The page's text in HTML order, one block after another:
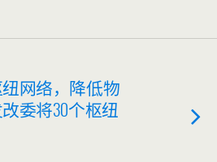
网络，降低物
委将30个枢纽